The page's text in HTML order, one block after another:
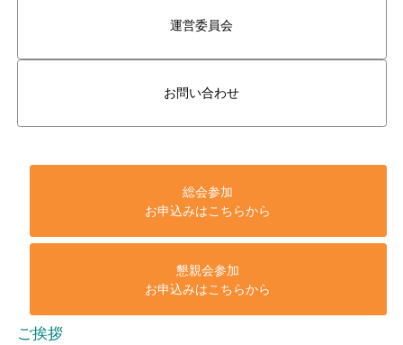
運営委員会
お問い合わせ
総会参加
お申込みはこちらから
懇親会参加
お申込みはこちらから
ご挨拶